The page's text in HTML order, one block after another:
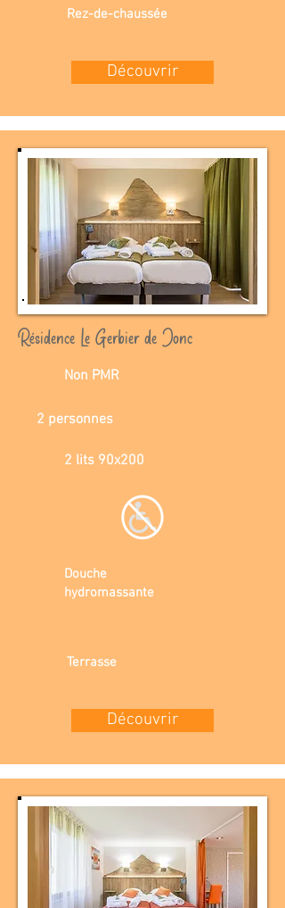
Rez-de-chaussée
Découvrir
Résidence Le Gerbier de Jonc
Non PMR
2 personnes
2 lits 90x200
Douche
hydromassante
Terrasse
Découvrir